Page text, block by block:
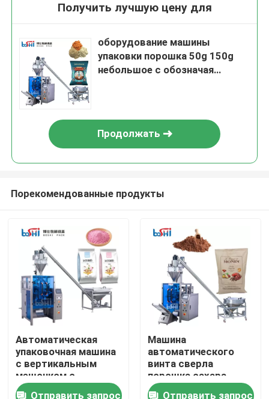
Дома
О Компании
Контакты
Получить лучшую цену для
оборудование машины
упаковки порошка 50g 150g
небольшое с обозначая
Продолжать
Порекомендованные продукты
Автоматическая
упаковочная машина
с вертикальным
мешочком с
наполнителем
Отправить запрос
Машина
автоматического
винта сверла
порошка сахара
порошка еды
Отправить запрос